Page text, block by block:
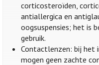
corticosteroïden,
antiallergica en
oogsuspensies; het is
gebruik.
Contactlenzen: bij het
mogen geen zachte